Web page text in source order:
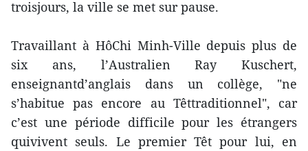
troisjours, la ville se met sur pause.
Travaillant à HôChi Minh-Ville depuis plus de
six ans, l’Australien Ray Kuschert,
enseignantd’anglais dans un collège, "ne
s’habitue pas encore au Têttraditionnel", car
c’est une période difficile pour les étrangers
quivivent seuls. Le premier Têt pour lui, en